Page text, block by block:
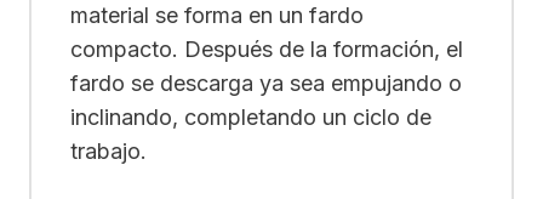
material se forma en un fardo
compacto. Después de la formación, el
fardo se descarga ya sea empujando o
inclinando, completando un ciclo de
trabajo.